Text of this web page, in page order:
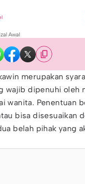
Awal
merupakan
wajib dipenuhi oleh
wanita. Penentuan
bisa disesuaikan
belah pihak yang